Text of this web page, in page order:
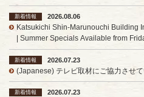
新着情報
2026.08.06
Katsukichi Shin-Marunouchi Building
| Summer Specials Available from
新着情報
2026.07.23
(Japanese) テレビ取材にご協力させて
新着情報
2026.07.23